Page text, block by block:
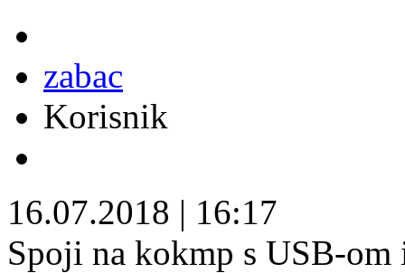
zabac
Korisnik
16.07.2018 | 16:17
Spoji na kokmp s USB-om